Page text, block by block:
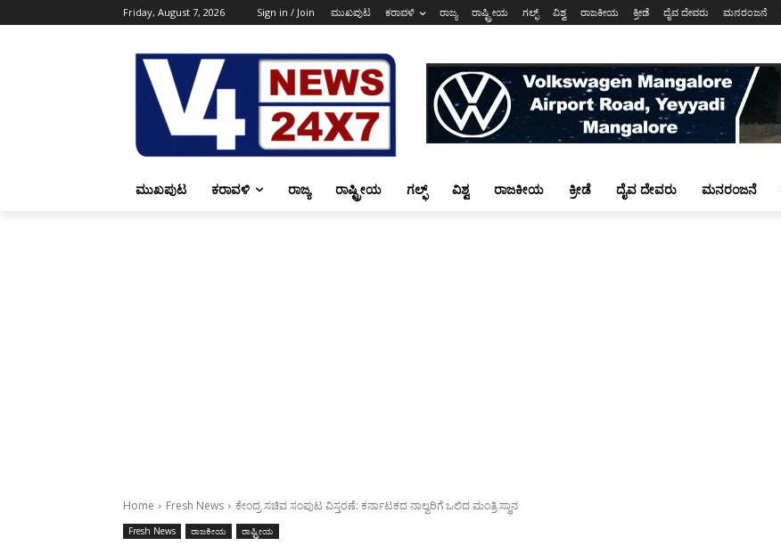
Friday, August 7, 2026 Sign in / Join ಮುಖಪುಟ ಕರಾವಳಿ ರಾಜ್ಯ ರಾಷ್ಟ್ರೀಯ ಗಲ್ಫ್ ವಿಶ್ವ ರಾಜಕೀಯ ಕ್ರೀಡೆ ದೈವ ದೇವರು ಮನರಂಜನೆ
ಮುಖಪುಟ ಕರಾವಳಿ ರಾಜ್ಯ ರಾಷ್ಟ್ರೀಯ ಗಲ್ಫ್ ವಿಶ್ವ ರಾಜಕೀಯ ಕ್ರೀಡೆ ದೈವ ದೇವರು ಮನರಂಜನೆ
Home Fresh News ಕೇಂದ್ರ ಸಚಿವ ಸಂಪುಟ ವಿಸ್ತರಣೆ: ಕರ್ನಾಟಕದ ನಾಲ್ವರಿಗೆ ಒಲಿದ ಮಂತ್ರಿ ಸ್ಥಾನ
Fresh News ರಾಜಕೀಯ ರಾಷ್ಟ್ರೀಯ